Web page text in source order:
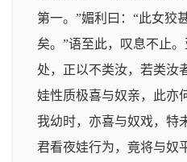
第一。”媚利曰：“此女狡
矣。”语至此，叹息不止
处，正以不类汝，若类汝
娃性质极喜与奴亲，此亦
我幼时，亦喜与奴戏，特
君看夜娃行为，竟将与奴